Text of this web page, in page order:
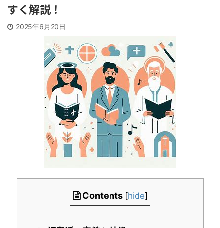
すく解説！
2025年6月20日
Contents [hide]